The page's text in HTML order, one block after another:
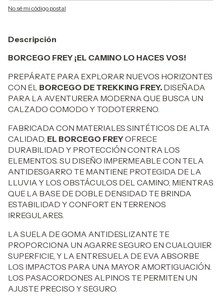
No sé mi código postal
Descripción
BORCEGO FREY ¡EL CAMINO LO HACES VOS!
PREPÁRATE PARA EXPLORAR NUEVOS HORIZONTES
CON EL BORCEGO DE TREKKING FREY. DISEÑADA
PARA LA AVENTURERA MODERNA QUE BUSCA UN
CALZADO COMODO Y TODOTERRENO.
FABRICADA CON MATERIALES SINTÉTICOS DE ALTA
CALIDAD, EL BORCEGO FREYOFRECE
DURABILIDAD Y PROTECCIÓN CONTRA LOS
ELEMENTOS. SU DISEÑO IMPERMEABLE CON TELA
ANTIDESGARRO TE MANTIENE PROTEGIDA DE LA
LLUVIA Y LOS OBSTÁCULOS DEL CAMINO, MIENTRAS
QUE LA BASE DE DOBLE DENSIDAD TE BRINDA
ESTABILIDAD Y CONFORT EN TERRENOS
IRREGULARES.
LA SUELA DE GOMA ANTIDESLIZANTE TE
PROPORCIONA UN AGARRE SEGURO EN CUALQUIER
SUPERFICIE, Y LA ENTRESUELA DE EVA ABSORBE
LOS IMPACTOS PARA UNA MAYOR AMORTIGUACIÓN.
LOS PASACORDONES ALPINOS TE PERMITEN UN
AJUSTE PRECISO Y SEGURO.